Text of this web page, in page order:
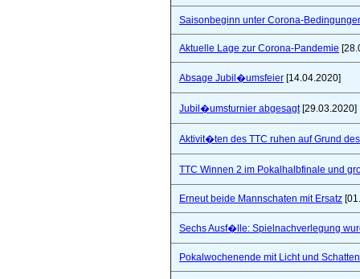
Saisonbeginn unter Corona-
Aktuelle Lage zur Corona-Pandemie
Absage Jubil�umsfeier [14.04.2020]
Jubil�umsturnier abgesagt[29.03.2020]
Aktivit�ten des TTC ruhen auf Grund
TTC Winnen 2 im Pokalhalbfinale und
Erneut beide Mannschaten mit Ersatz
Sechs Ausf�lle: Spielnachverlegung
Pokalwochenende mit Licht und